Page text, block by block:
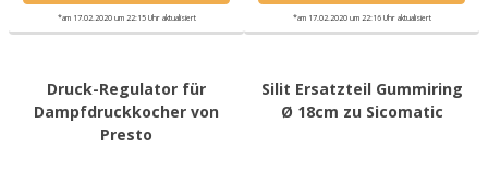
*am 17.02.2020 um 22:15 Uhr aktualisiert *am 17.02.2020 um 22:16 Uhr aktualisiert
Druck-Regulator für
Dampfdruckkocher von
Presto
Silit Ersatzteil Gummiring
Ø 18cm zu Sicomatic